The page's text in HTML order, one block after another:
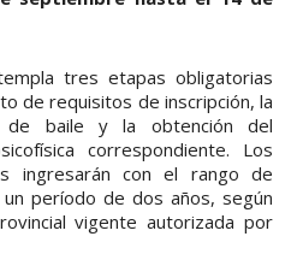
tres etapas obligatorias
de requisitos de inscripción, la
de baile y la obtención del
correspondiente. Los
ingresarán con el rango de
período de dos años, según
vigente autorizada por